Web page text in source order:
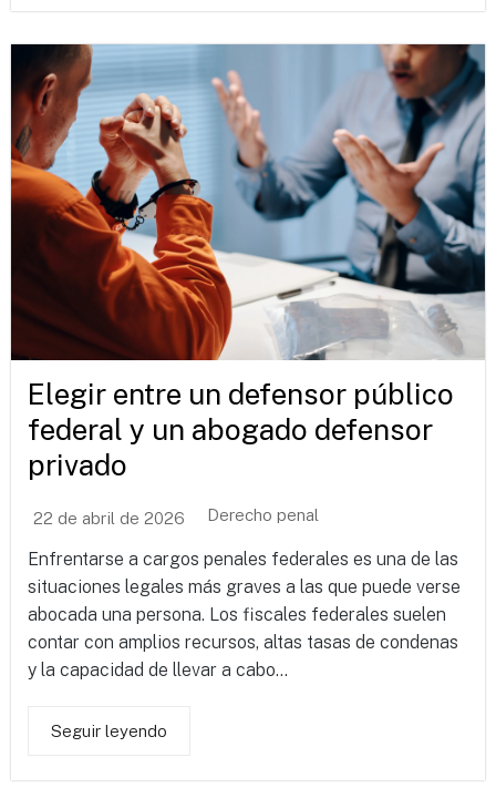
Elegir entre un defensor público
federal y un abogado defensor
privado
22 de abril de 2026 Derecho penal
Enfrentarse a cargos penales federales es una de las
situaciones legales más graves a las que puede verse
abocada una persona. Los fiscales federales suelen
contar con amplios recursos, altas tasas de condenas
y la capacidad de llevar a cabo...
Seguir leyendo